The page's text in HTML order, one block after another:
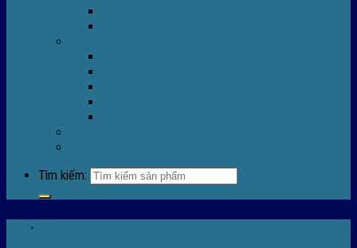
Tìm kiếm:
,